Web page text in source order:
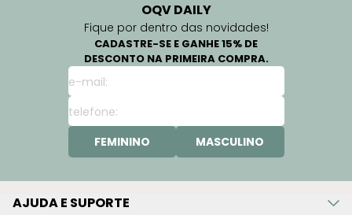
OQV DAILY
Fique por dentro das novidades!
CADASTRE-SE E GANHE 15% DE
DESCONTO NA PRIMEIRA COMPRA.
FEMININO MASCULINO
AJUDA E SUPORTE